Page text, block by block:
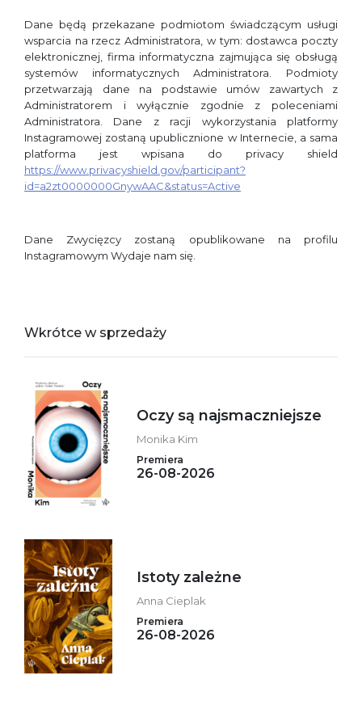
Dane będą przekazane podmiotom świadczącym usługi
wsparcia na rzecz Administratora, w tym: dostawca poczty
elektronicznej, firma informatyczna zajmująca się obsługą
systemów informatycznych Administratora. Podmioty
przetwarzają dane na podstawie umów zawartych z
Administratorem i wyłącznie zgodnie z poleceniami
Administratora. Dane z racji wykorzystania platformy
Instagramowej zostaną upublicznione w Internecie, a sama
platforma jest wpisana do privacy shield
https://www.privacyshield.gov/participant?
id=a2zt0000000GnywAAC&status=Active
Dane Zwycięzcy zostaną opublikowane na profilu
Instagramowym Wydaje nam się.
Wkrótce w sprzedaży
Oczy są najsmaczniejsze
Monika Kim
Premiera
26-08-2026
Istoty zależne
Anna Cieplak
Premiera
26-08-2026